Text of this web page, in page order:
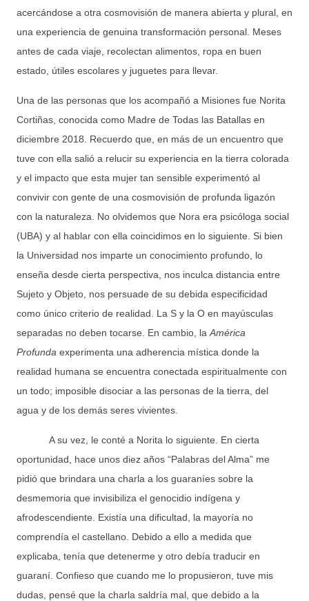
acercándose a otra cosmovisión de manera abierta y plural, en
una experiencia de genuina transformación personal. Meses
antes de cada viaje, recolectan alimentos, ropa en buen
estado, útiles escolares y juguetes para llevar.
Una de las personas que los acompañó a Misiones fue Norita
Cortiñas, conocida como Madre de Todas las Batallas en
diciembre 2018. Recuerdo que, en más de un encuentro que
tuve con ella salió a relucir su experiencia en la tierra colorada
y el impacto que esta mujer tan sensible experimentó al
convivir con gente de una cosmovisión de profunda ligazón
con la naturaleza. No olvidemos que Nora era psicóloga social
(UBA) y al hablar con ella coincidimos en lo siguiente. Si bien
la Universidad nos imparte un conocimiento profundo, lo
enseña desde cierta perspectiva, nos inculca distancia entre
Sujeto y Objeto, nos persuade de su debida especificidad
como único criterio de realidad. La S y la O en mayúsculas
separadas no deben tocarse. En cambio, laAmérica
Profunda experimenta una adherencia mística donde la
realidad humana se encuentra conectada espiritualmente con
un todo; imposible disociar a las personas de la tierra, del
agua y de los demás seres vivientes.
A su vez, le conté a Norita lo siguiente. En cierta
oportunidad, hace unos diez años “Palabras del Alma” me
pidió que brindara una charla a los guaraníes sobre la
desmemoria que invisibiliza el genocidio indígena y
afrodescendiente. Existía una dificultad, la mayoría no
comprendía el castellano. Debido a ello a medida que
explicaba, tenía que detenerme y otro debía traducir en
guaraní. Confieso que cuando me lo propusieron, tuve mis
dudas, pensé que la charla saldría mal, que debido a la